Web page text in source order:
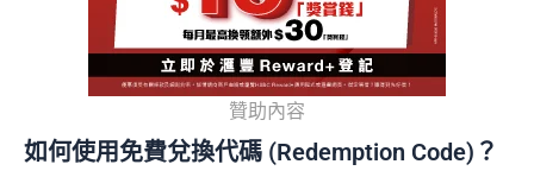
贊助內容
如何使用免費兌換代碼 (Redemption Code)？